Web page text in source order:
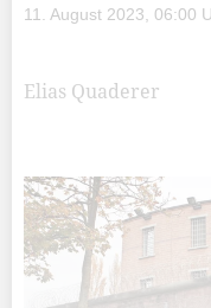
11. August 2023, 06:00
Elias Quaderer